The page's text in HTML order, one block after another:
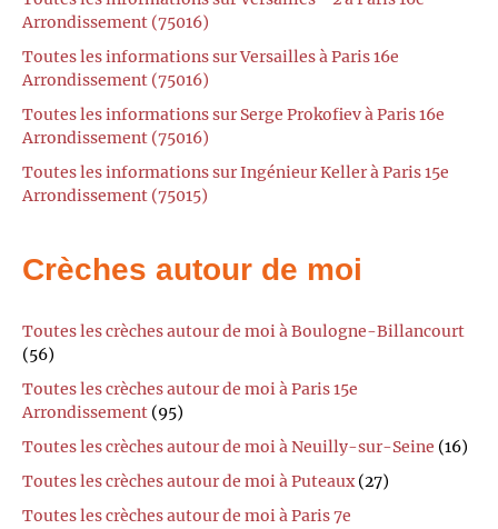
Arrondissement (75016)
Toutes les informations sur Versailles à Paris 16e
Arrondissement (75016)
Toutes les informations sur Serge Prokofiev à Paris 16e
Arrondissement (75016)
Toutes les informations sur Ingénieur Keller à Paris 15e
Arrondissement (75015)
Crèches autour de moi
Toutes les crèches autour de moi à Boulogne-Billancourt
(56)
Toutes les crèches autour de moi à Paris 15e
Arrondissement (95)
Toutes les crèches autour de moi à Neuilly-sur-Seine (16)
Toutes les crèches autour de moi à Puteaux(27)
Toutes les crèches autour de moi à Paris 7e